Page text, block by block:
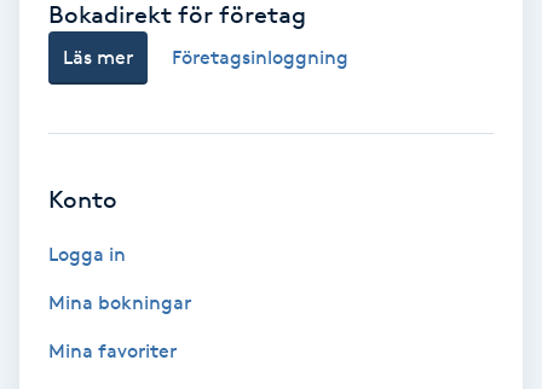
Babylights
Barber
Barnklippning
Bokadirekt för företag
Läs mer Företagsinloggning
Konto
Logga in
Mina bokningar
Mina favoriter